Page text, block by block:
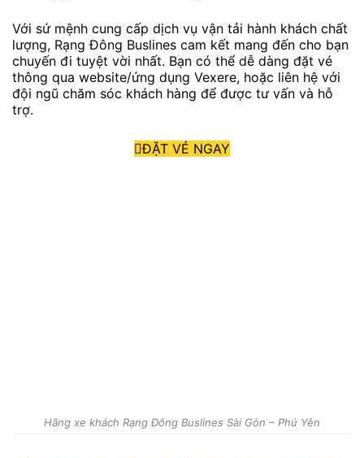
Với sứ mệnh cung cấp dịch vụ vận tải hành khách chất
lượng, Rạng Đông Buslines cam kết mang đến cho bạn
chuyến đi tuyệt vời nhất. Bạn có thể dễ dàng đặt vé
thông qua website/ứng dụng Vexere, hoặc liên hệ với
đội ngũ chăm sóc khách hàng để được tư vấn và hỗ
trợ.
ĐẶT VÉ NGAY
Hãng xe khách Rạng Đông Buslines Sài Gòn – Phú Yên